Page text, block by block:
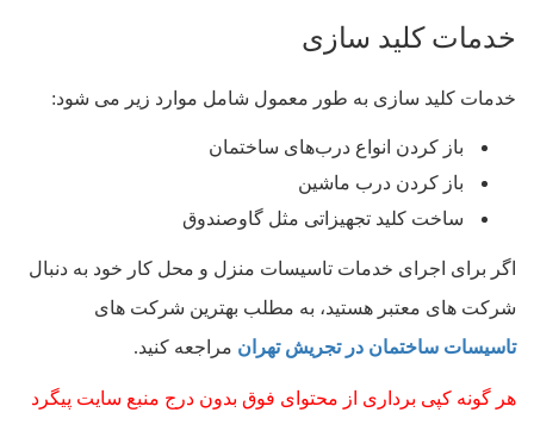
خدمات کلید سازی
خدمات کلید سازی به طور معمول شامل موارد زیر می شود:
باز کردن انواع درب‌های ساختمان
باز کردن درب ماشین
ساخت کلید تجهیزاتی مثل گاوصندوق
اگر برای اجرای خدمات تاسیسات منزل و محل کار خود به دنبال
شرکت های معتبر هستید، به مطلب بهترین شرکت های
تاسیسات ساختمان در تجریش تهران مراجعه کنید.
هر گونه کپی برداری از محتوای فوق بدون درج منبع سایت پیگرد